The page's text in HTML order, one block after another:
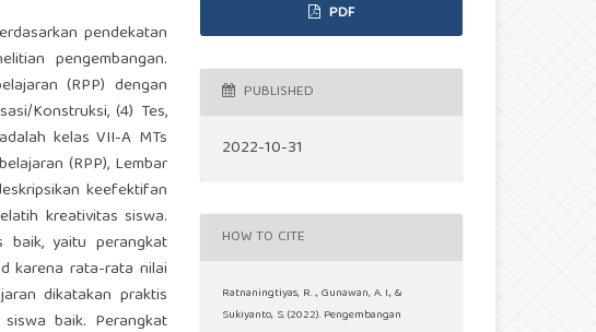
pendekatan
pengembangan.
(RPP) dengan
Konstruksi, (4) Tes,
kelas VII-A MTs
(RPP), Lembar
keefektifan
kreativitas siswa.
baik, yaitu perangkat
karena rata-rata nilai
dikatakan praktis
baik. Perangkat
PDF
PUBLISHED
2022-10-31
HOW TO CITE
Ratnaningtiyas, R. ., Gunawan, A. I., &
Sukiyanto, S. (2022). Pengembangan